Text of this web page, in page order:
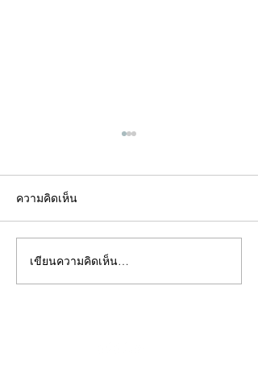
คอลัมน์"จับชีพจรวงการ
พระ"ประจำพุธที่ 29
ความคิดเห็น
เขียนความคิดเห็น…